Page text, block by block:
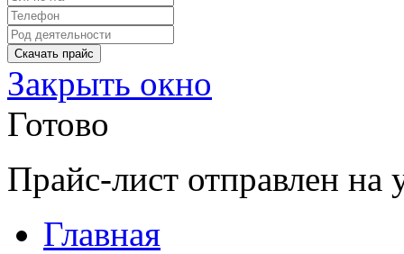
Закрыть окно
Готово
Прайс-лист отправлен
Главная